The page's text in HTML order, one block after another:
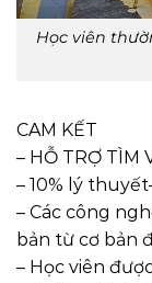
Học viên
CAM KẾT
– HỖ TRỢ TÌM
– 10% lý
– Các công
bản từ cơ bản
– Học viên